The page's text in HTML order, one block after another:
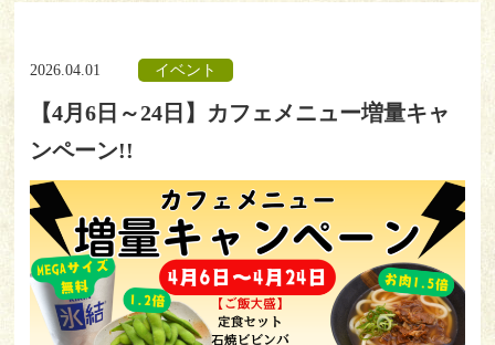
施設案内
アクセス
お客様の声
コラム
2026.04.01 イベント
【4月6日～24日】カフェメニュー増量キャ
ンペーン!!